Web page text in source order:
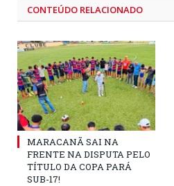
CONTEÚDO RELACIONADO
MARACANÃ SAI NA
FRENTE NA DISPUTA PELO
TÍTULO DA COPA PARÁ
SUB-17!